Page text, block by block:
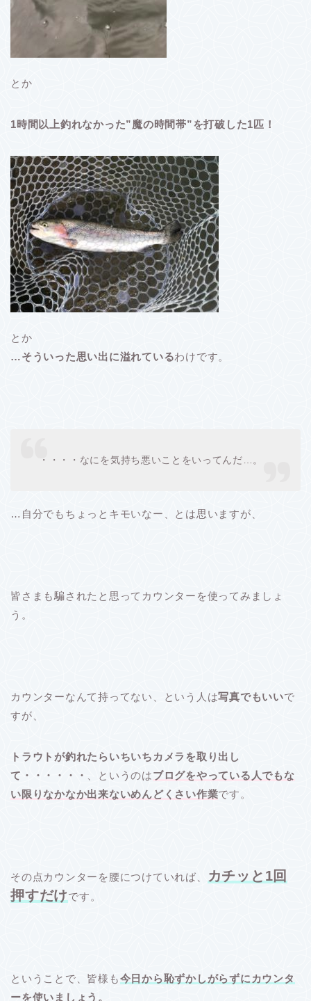
とか
1時間以上釣れなかった”魔の時間帯”を打破した1匹！
とか
…そういった思い出に溢れているわけです。
・・・・なにを気持ち悪いことをいってんだ…。
…自分でもちょっとキモいなー、とは思いますが、
皆さまも騙されたと思ってカウンターを使ってみましょ
う。
カウンターなんて持ってない、という人は写真でもいいで
すが、
トラウトが釣れたらいちいちカメラを取り出し
て・・・・・・
、というのはブログをやっている人でもな
い限りなかなか出来ないめんどくさい作業です。
その点カウンターを腰につけていれば、
カチッと1回
押すだけです。
ということで、皆様も今日から恥ずかしがらずにカウンタ
ーを使いましょう。